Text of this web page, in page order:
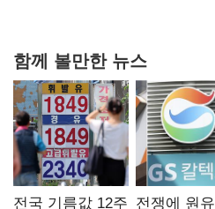
함께 볼만한 뉴스
전국 기름값 12주 전쟁에 원유